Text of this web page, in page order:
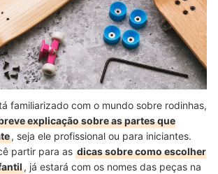
familiarizado com o mundo sobre rodinhas,
explicação sobre as partes que
, seja ele profissional ou para iniciantes.
partir para as dicas sobre como escolher
, já estará com os nomes das peças na